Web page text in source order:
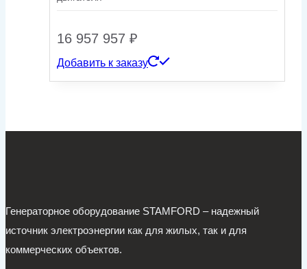
16 957 957 ₽
Добавить к заказу
Генераторное оборудование STAMFORD – надежный
источник электроэнергии как для жилых, так и для
коммерческих объектов.